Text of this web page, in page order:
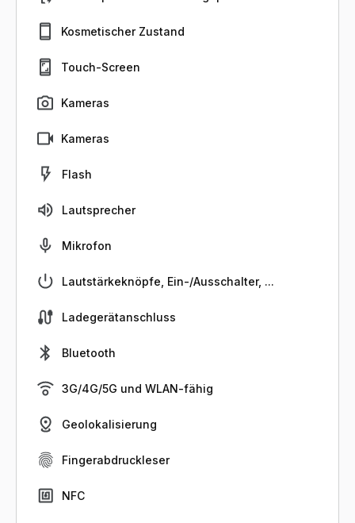
Kosmetischer Zustand
Touch-Screen
Kameras
Kameras
Flash
Lautsprecher
Mikrofon
Lautstärkeknöpfe, Ein-/Ausschalter, ...
Ladegerätanschluss
Bluetooth
3G/4G/5G und WLAN-fähig
Geolokalisierung
Fingerabdruckleser
NFC